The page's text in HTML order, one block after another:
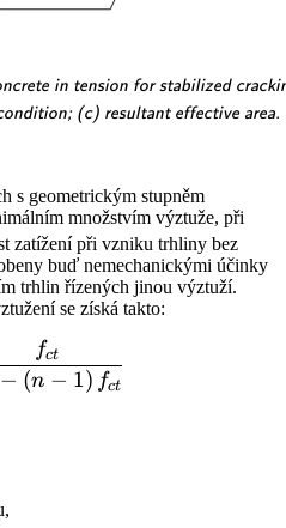
in tension for stabilized
(c) resultant effective area.
s geometrickým stupněm
množstvím výztuže, při
zatížení při vzniku trhliny bez
buď nemechanickými účinky
trhlin řízených jinou výztuží.
se získá takto:
{\rho _{cr}} =
− (n − 1) fct
fct